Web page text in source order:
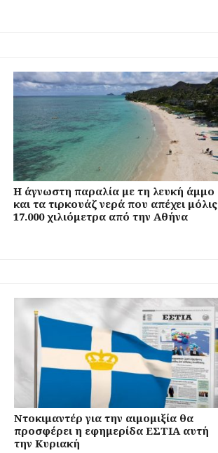
Η άγνωστη παραλία με τη λευκή άμμο
και τα τιρκουάζ νερά που απέχει μόλις
17.000 χιλιόμετρα από την Αθήνα
Ντοκιμαντέρ για την αιμομιξία θα
προσφέρει η εφημερίδα ΕΣΤΙΑ αυτή
την Κυριακή